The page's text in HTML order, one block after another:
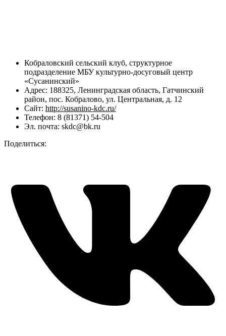
Кобраловский сельский клуб, структурное
подразделение МБУ культурно-досуговый центр
«Сусанинский»
Адрес: 188325, Ленинградская область, Гатчинский
район, пос. Кобралово, ул. Центральная, д. 12
Сайт: http://susanino-kdc.ru/
Телефон: 8 (81371) 54-504
Эл. почта: skdc@bk.ru
Поделиться: